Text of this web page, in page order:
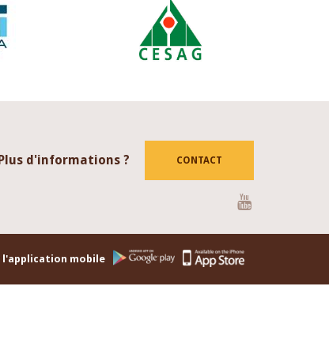
d'informations ? CONTACT
l'application mobile